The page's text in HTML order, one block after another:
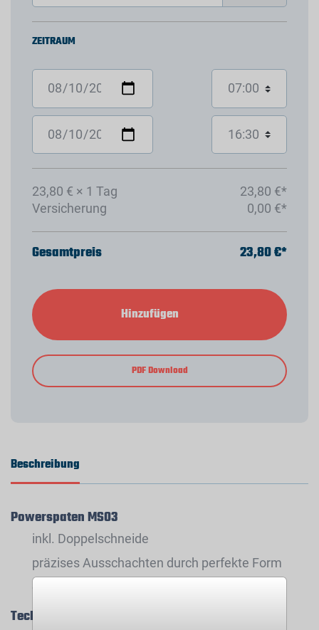
ZEITRAUM
23,80 € × 1 Tag
23,80 €*
Versicherung
0,00 €*
Gesamtpreis 23,80 €*
Hinzufügen
PDF Download
Beschreibung
Powerspaten MS03
inkl. Doppelschneide
präzises Ausschachten durch perfekte Form
Technische Daten